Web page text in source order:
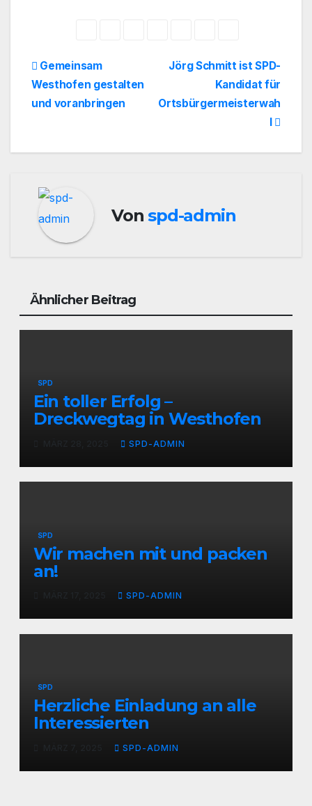
Beitragsnavigation
Jörg Schmitt ist SPD-
Kandidat für
Ortsbürgermeisterwah
l
Gemeinsam
Westhofen gestalten
und voranbringen
Vonspd-admin
Ähnlicher Beitrag
SPD
Ein toller Erfolg –
Dreckwegtag in Westhofen
SPD-ADMIN
SPD
Wir machen mit und packen
an!
SPD-ADMIN
SPD
Herzliche Einladung an alle
Interessierten
SPD-ADMIN